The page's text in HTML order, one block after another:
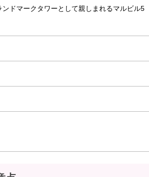
ドマークタワーとして親しまれるマルビル5